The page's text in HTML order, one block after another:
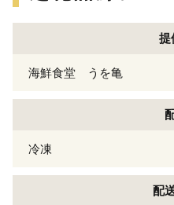
提
海鮮食堂 うを亀
冷凍
配